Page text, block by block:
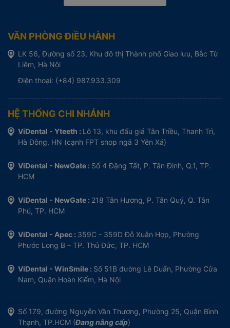
VĂN PHÒNG ĐIỀU HÀNH
LK 56, Đường số 23, Khu đô thị Thành phố Giao lưu, Bắc Từ
Liêm, Hà Nội
Điện thoại: (+84) 987.933.309
HỆ THỐNG CHI NHÁNH
ViDental - Yteeth : Lô 13, khu đấu giá Tân Triều, Thanh Trì,
Hà Đông, HN (cạnh FPT shop ngã 3 Yên Xá)
ViDental - NewGate : Số 4 Đặng Tất, P. Tân Định, Q.1, TP.
HCM
ViDental - NewGate : 218 Tân Hương, P. Tân Quý, Q. Tân
Phú, TP. HCM
ViDental - Apec : 359C - 359D Đỗ Xuân Hợp, Phường
Phước Long B – TP. Thủ Đức, TP. HCM
ViDental - WinSmile : Số 51B đường Lê Duẩn, Phường Cửa
Nam, Quận Hoàn Kiếm, Hà Nội
Số 179, đường Nguyễn Văn Thương, Phường 25, Quận Bình
Thạnh, TP.HCM (Đang nâng cấp)